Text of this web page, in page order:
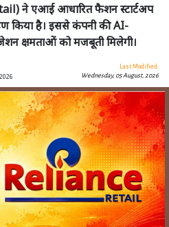
ने एआई आधारित फैशन स्टार्टअप
किया है। इससे कंपनी की AI-
क्षमताओं को मजबूती मिलेगी।
Last Modified:
Wednesday, 05 August, 2026